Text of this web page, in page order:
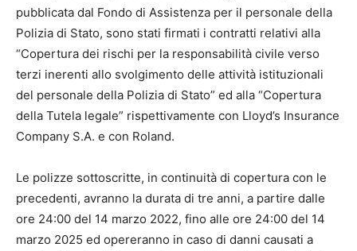
pubblicata dal Fondo di Assistenza per il personale della
Polizia di Stato, sono stati firmati i contratti relativi alla
“Copertura dei rischi per la responsabilità civile verso
terzi inerenti allo svolgimento delle attività istituzionali
del personale della Polizia di Stato” ed alla “Copertura
della Tutela legale” rispettivamente con Lloyd’s Insurance
Company S.A. e con Roland.
Le polizze sottoscritte, in continuità di copertura con le
precedenti, avranno la durata di tre anni, a partire dalle
ore 24:00 del 14 marzo 2022, fino alle ore 24:00 del 14
marzo 2025 ed opereranno in caso di danni causati a